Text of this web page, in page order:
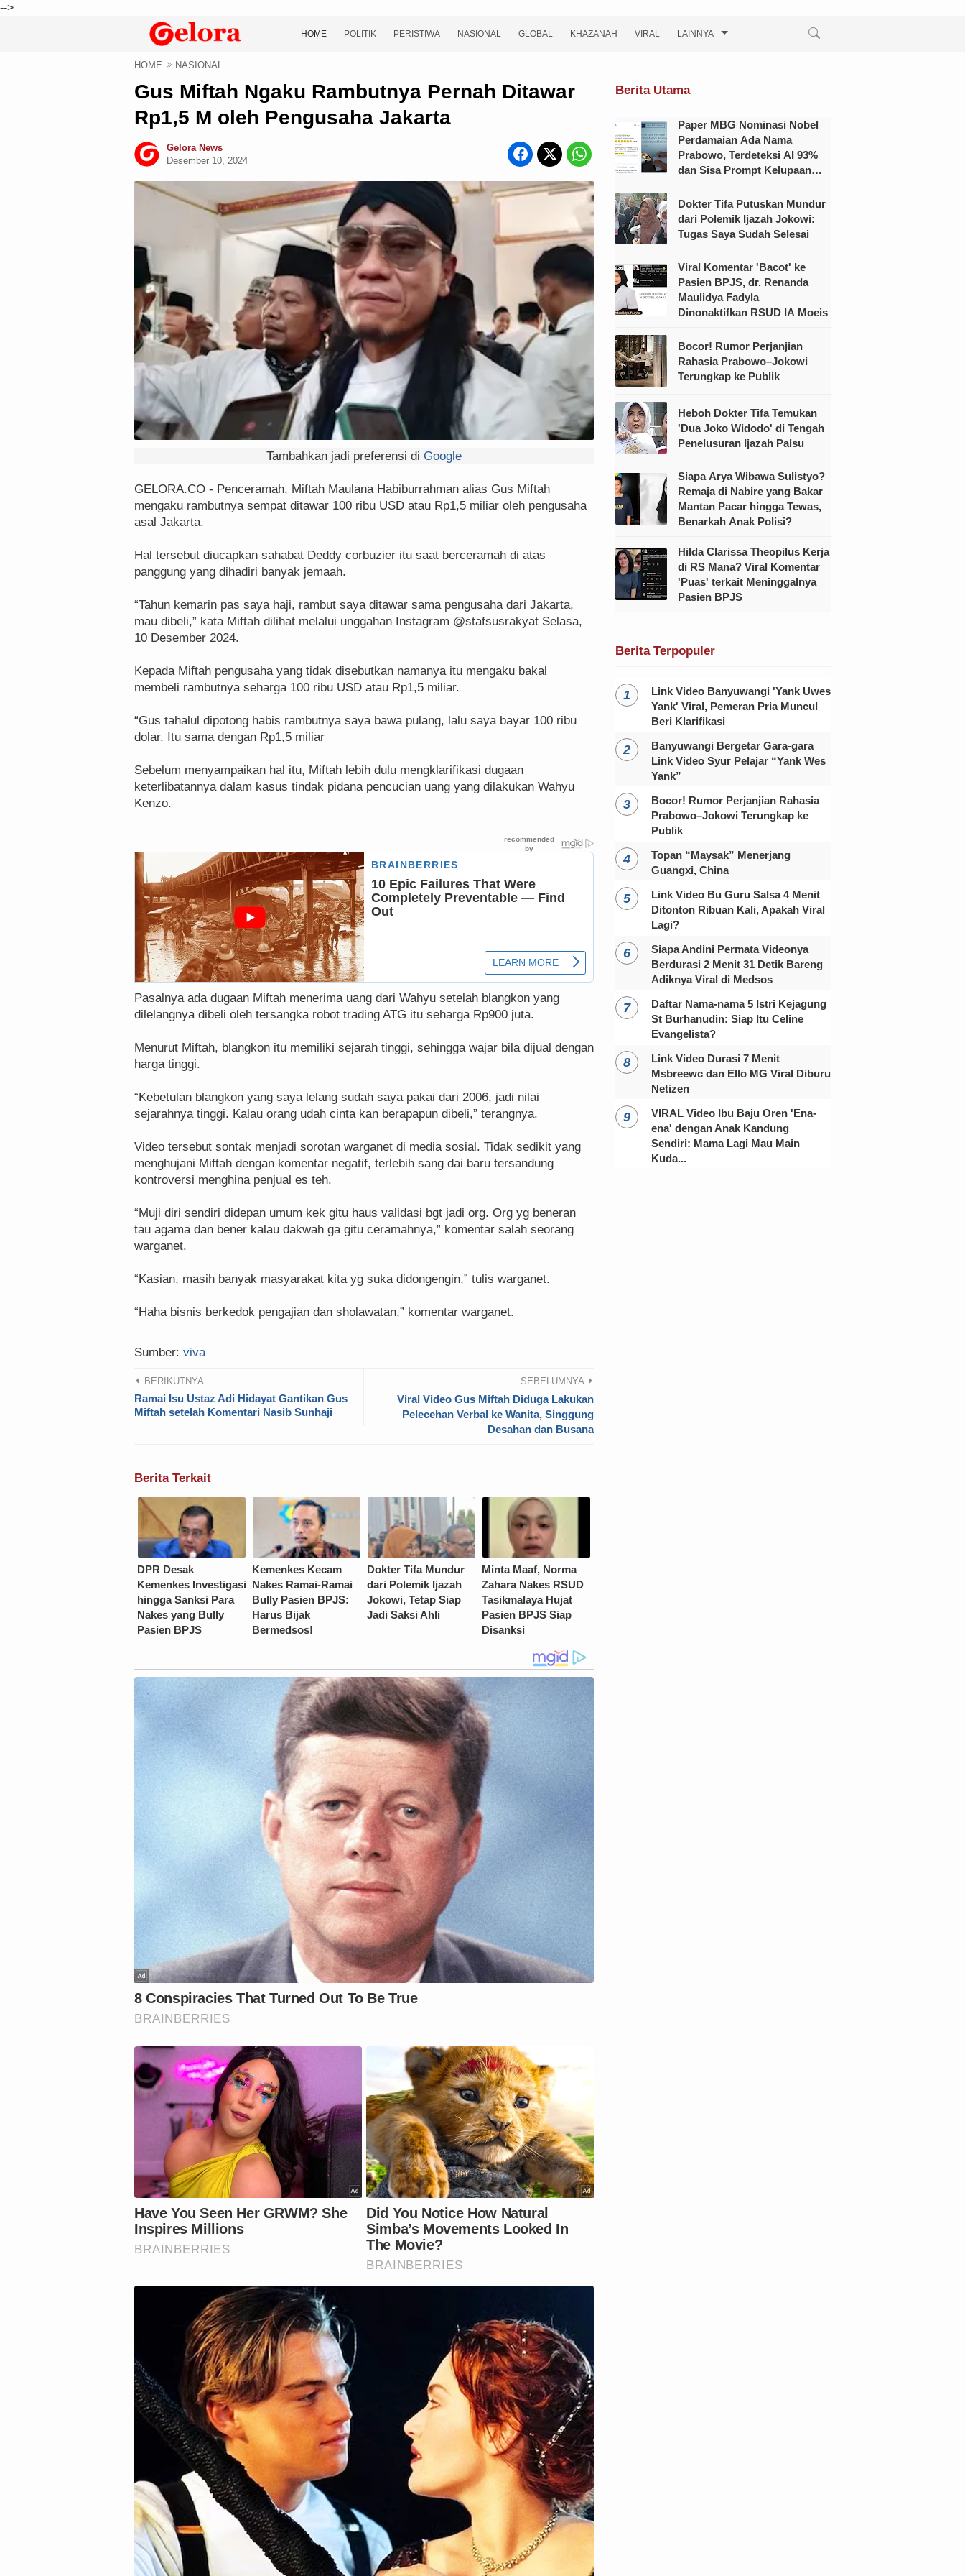
-->
HOME POLITIK PERISTIWA NASIONAL GLOBAL KHAZANAH VIRAL LAINNYA
HOME NASIONAL
Gus Miftah Ngaku Rambutnya Pernah Ditawar
Rp1,5 M oleh Pengusaha Jakarta
Gelora News
Desember 10, 2024
Tambahkan jadi preferensi di Google
GELORA.CO - Penceramah, Miftah Maulana Habiburrahman alias Gus Miftah
mengaku rambutnya sempat ditawar 100 ribu USD atau Rp1,5 miliar oleh pengusaha
asal Jakarta.
Hal tersebut diucapkan sahabat Deddy corbuzier itu saat berceramah di atas
panggung yang dihadiri banyak jemaah.
“Tahun kemarin pas saya haji, rambut saya ditawar sama pengusaha dari Jakarta,
mau dibeli,” kata Miftah dilihat melalui unggahan Instagram @stafsusrakyat Selasa,
10 Desember 2024.
Kepada Miftah pengusaha yang tidak disebutkan namanya itu mengaku bakal
membeli rambutnya seharga 100 ribu USD atau Rp1,5 miliar.
“Gus tahalul dipotong habis rambutnya saya bawa pulang, lalu saya bayar 100 ribu
dolar. Itu sama dengan Rp1,5 miliar
Sebelum menyampaikan hal itu, Miftah lebih dulu mengklarifikasi dugaan
keterlibatannya dalam kasus tindak pidana pencucian uang yang dilakukan Wahyu
Kenzo.
Pasalnya ada dugaan Miftah menerima uang dari Wahyu setelah blangkon yang
dilelangnya dibeli oleh tersangka robot trading ATG itu seharga Rp900 juta.
Menurut Miftah, blangkon itu memiliki sejarah tinggi, sehingga wajar bila dijual dengan
harga tinggi.
“Kebetulan blangkon yang saya lelang sudah saya pakai dari 2006, jadi nilai
sejarahnya tinggi. Kalau orang udah cinta kan berapapun dibeli,” terangnya.
Video tersebut sontak menjadi sorotan warganet di media sosial. Tidak sedikit yang
menghujani Miftah dengan komentar negatif, terlebih sang dai baru tersandung
kontroversi menghina penjual es teh.
“Muji diri sendiri didepan umum kek gitu haus validasi bgt jadi org. Org yg beneran
tau agama dan bener kalau dakwah ga gitu ceramahnya,” komentar salah seorang
warganet.
“Kasian, masih banyak masyarakat kita yg suka didongengin,” tulis warganet.
“Haha bisnis berkedok pengajian dan sholawatan,” komentar warganet.
Sumber: viva
BERIKUTNYA
Ramai Isu Ustaz Adi Hidayat Gantikan Gus
Miftah setelah Komentari Nasib Sunhaji
SEBELUMNYA
Viral Video Gus Miftah Diduga Lakukan
Pelecehan Verbal ke Wanita, Singgung
Desahan dan Busana
Berita Terkait
DPR Desak
Kemenkes Investigasi
hingga Sanksi Para
Nakes yang Bully
Pasien BPJS
Kemenkes Kecam
Nakes Ramai-Ramai
Bully Pasien BPJS:
Harus Bijak
Bermedsos!
Dokter Tifa Mundur
dari Polemik Ijazah
Jokowi, Tetap Siap
Jadi Saksi Ahli
Minta Maaf, Norma
Zahara Nakes RSUD
Tasikmalaya Hujat
Pasien BPJS Siap
Disanksi
Berita Utama
Paper MBG Nominasi Nobel
Perdamaian Ada Nama
Prabowo, Terdeteksi AI 93%
dan Sisa Prompt Kelupaan
Dokter Tifa Putuskan Mundur
dari Polemik Ijazah Jokowi:
Tugas Saya Sudah Selesai
Viral Komentar 'Bacot' ke
Pasien BPJS, dr. Renanda
Maulidya Fadyla
Dinonaktifkan RSUD IA Moeis
Bocor! Rumor Perjanjian
Rahasia Prabowo–Jokowi
Terungkap ke Publik
Heboh Dokter Tifa Temukan
'Dua Joko Widodo' di Tengah
Penelusuran Ijazah Palsu
Siapa Arya Wibawa Sulistyo?
Remaja di Nabire yang Bakar
Mantan Pacar hingga Tewas,
Benarkah Anak Polisi?
Hilda Clarissa Theopilus Kerja
di RS Mana? Viral Komentar
'Puas' terkait Meninggalnya
Pasien BPJS
Berita Terpopuler
Link Video Banyuwangi 'Yank Uwes
Yank' Viral, Pemeran Pria Muncul
Beri Klarifikasi
Banyuwangi Bergetar Gara-gara
Link Video Syur Pelajar “Yank Wes
Yank”
Bocor! Rumor Perjanjian Rahasia
Prabowo–Jokowi Terungkap ke
Publik
Topan “Maysak” Menerjang
Guangxi, China
Link Video Bu Guru Salsa 4 Menit
Ditonton Ribuan Kali, Apakah Viral
Lagi?
Siapa Andini Permata Videonya
Berdurasi 2 Menit 31 Detik Bareng
Adiknya Viral di Medsos
Daftar Nama-nama 5 Istri Kejagung
St Burhanudin: Siap Itu Celine
Evangelista?
Link Video Durasi 7 Menit
Msbreewc dan Ello MG Viral Diburu
Netizen
VIRAL Video Ibu Baju Oren 'Ena-
ena' dengan Anak Kandung
Sendiri: Mama Lagi Mau Main
Kuda...